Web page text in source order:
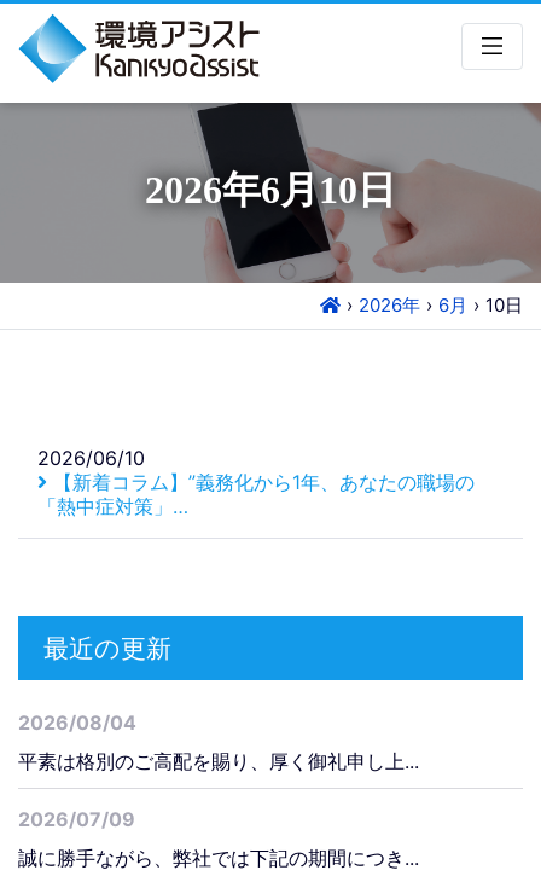
2026年6月10日
2026年 6月 10日
2026/06/10
【新着コラム】”義務化から1年、あなたの職場の
「熱中症対策」…
最近の更新
2026/08/04
平素は格別のご高配を賜り、厚く御礼申し上...
2026/07/09
誠に勝手ながら、弊社では下記の期間につき...